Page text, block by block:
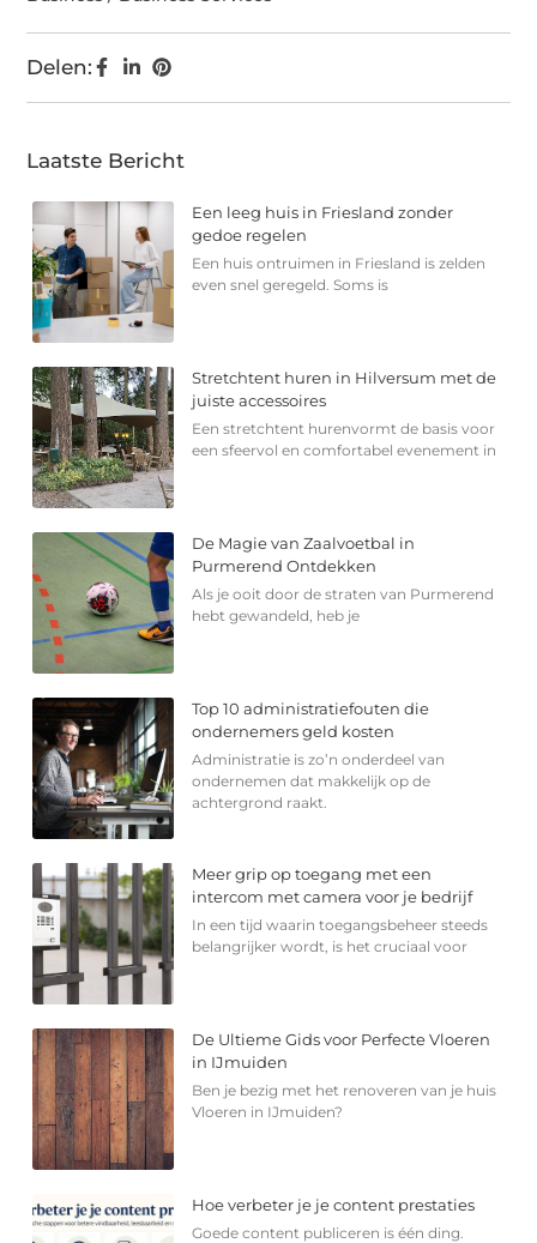
Delen:
Laatste Bericht
Een leeg huis in Friesland zonder
gedoe regelen
Een huis ontruimen in Friesland is zelden
even snel geregeld. Soms is
Stretchtent huren in Hilversum met de
juiste accessoires
Een stretchtent hurenvormt de basis voor
een sfeervol en comfortabel evenement in
De Magie van Zaalvoetbal in
Purmerend Ontdekken
Als je ooit door de straten van Purmerend
hebt gewandeld, heb je
Top 10 administratiefouten die
ondernemers geld kosten
Administratie is zo’n onderdeel van
ondernemen dat makkelijk op de
achtergrond raakt.
Meer grip op toegang met een
intercom met camera voor je bedrijf
In een tijd waarin toegangsbeheer steeds
belangrijker wordt, is het cruciaal voor
De Ultieme Gids voor Perfecte Vloeren
in IJmuiden
Ben je bezig met het renoveren van je huis
Vloeren in IJmuiden?
Hoe verbeter je je content prestaties
Goede content publiceren is één ding.